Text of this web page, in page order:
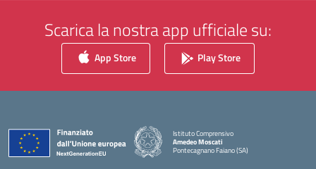
Scarica la nostra app ufficiale su:
App Store Play Store
Istituto Comprensivo
Amedeo Moscati
Pontecagnano Faiano (SA)
— Visita la pagina iniziale della scuola